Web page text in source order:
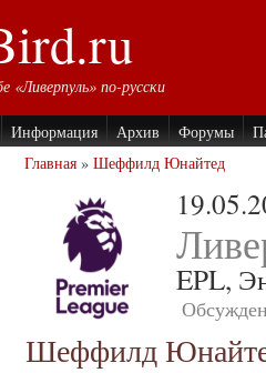
«Ливерпуль» по-русски
Информация Архив Форумы
Главная » Шеффилд Юнайтед
EPL,
Шеффилд